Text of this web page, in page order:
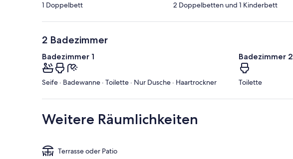
1 Doppelbett 2 Doppelbetten und 1 Kinderbett
2 Badezimmer
Badezimmer 1
Seife · Badewanne · Toilette · Nur Dusche · Haartrockner
Badezimmer 2
Toilette
Weitere Räumlichkeiten
Terrasse oder Patio